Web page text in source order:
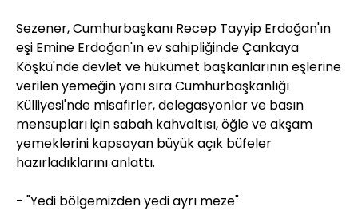
Sezener, Cumhurbaşkanı Recep Tayyip Erdoğan'ın
eşi Emine Erdoğan'ın ev sahipliğinde Çankaya
Köşkü'nde devlet ve hükümet başkanlarının eşlerine
verilen yemeğin yanı sıra Cumhurbaşkanlığı
Külliyesi'nde misafirler, delegasyonlar ve basın
mensupları için sabah kahvaltısı, öğle ve akşam
yemeklerini kapsayan büyük açık büfeler
hazırladıklarını anlattı.
- "Yedi bölgemizden yedi ayrı meze"